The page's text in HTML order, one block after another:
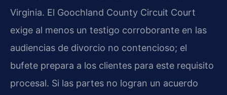
Virginia. El Goochland County Circuit Court
exige al menos un testigo corroborante en las
audiencias de divorcio no contencioso; el
bufete prepara a los clientes para este requisito
procesal. Si las partes no logran un acuerdo